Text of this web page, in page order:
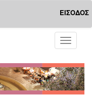
ΕΙΣΟΔΟΣ
Toggle